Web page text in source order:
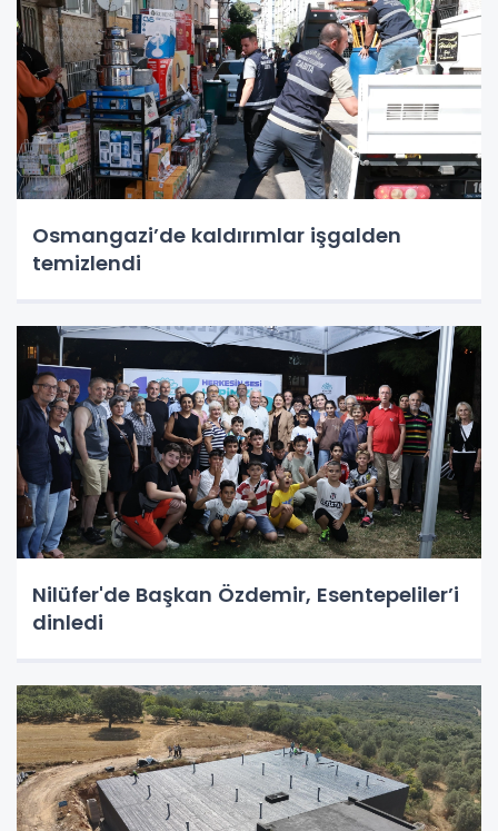
Osmangazi’de kaldırımlar işgalden
temizlendi
Nilüfer'de Başkan Özdemir, Esentepeliler’i
dinledi